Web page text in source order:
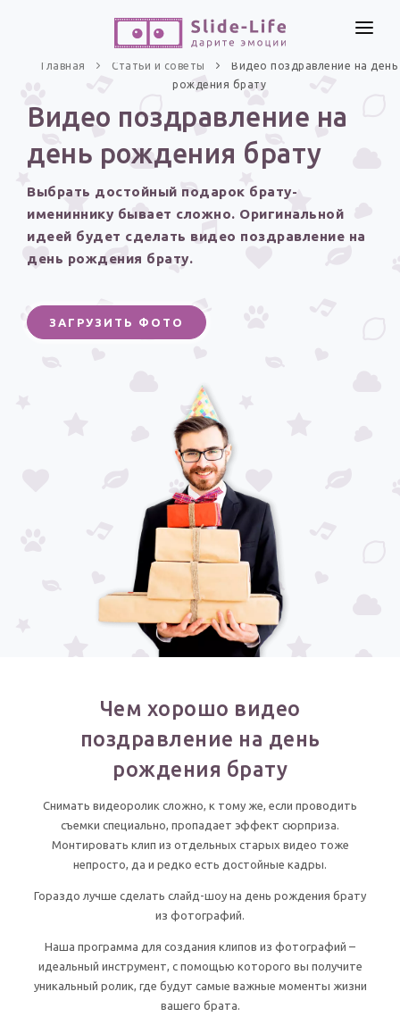
СОЗДАТЬ ВИДЕО
ПО ФОРМАТУ
Песни поздравления
Открытки
Стихи и тексты
ПРАЗДНИКИ
Календарь праздников
ПЕРСОНАЛЬНЫЕ
Пожелания
По годам
ИНСТРУМЕНТЫ
ТЕКСТЫ И ИДЕИ
ОТЗЫВЫ
Видео поздравление на
день рождения брату
Выбрать достойный подарок брату-
имениннику бывает сложно. Оригинальной
идеей будет сделать видео поздравление на
день рождения брату.
ЗАГРУЗИТЬ ФОТО
Главная Статьи и советы
Видео поздравление на день
рождения брату
Чем хорошо видео
поздравление на день
рождения брату
Снимать видеоролик сложно, к тому же, если проводить
съемки специально, пропадает эффект сюрприза.
Монтировать клип из отдельных старых видео тоже
непросто, да и редко есть достойные кадры.
Гораздо лучше сделать слайд-шоу на день рождения брату
из фотографий.
Наша программа для создания клипов из фотографий –
идеальный инструмент, с помощью которого вы получите
уникальный ролик, где будут самые важные моменты жизни
вашего брата.